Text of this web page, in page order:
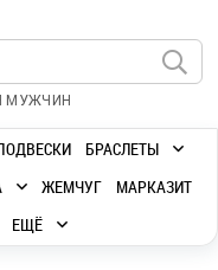
МУЖЧИН
БРАСЛЕТЫ
ЖЕМЧУГ
МАРКАЗИТ
ЕЩЁ